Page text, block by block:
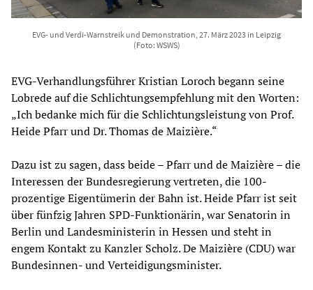
EVG- und Verdi-Warnstreik und Demonstration, 27. März 2023 in Leipzig
(Foto: WSWS)
EVG-Verhandlungsführer Kristian Loroch begann seine
Lobrede auf die Schlichtungsempfehlung mit den Worten:
„Ich bedanke mich für die Schlichtungsleistung von Prof.
Heide Pfarr und Dr. Thomas de Maizière.“
Dazu ist zu sagen, dass beide – Pfarr und de Maizière – die
Interessen der Bundesregierung vertreten, die 100-
prozentige Eigentümerin der Bahn ist. Heide Pfarr ist seit
über fünfzig Jahren SPD-Funktionärin, war Senatorin in
Berlin und Landesministerin in Hessen und steht in
engem Kontakt zu Kanzler Scholz. De Maizière (CDU) war
Bundesinnen- und Verteidigungsminister.